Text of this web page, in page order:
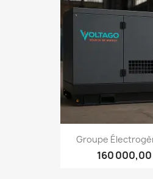
Groupe
160 000,00